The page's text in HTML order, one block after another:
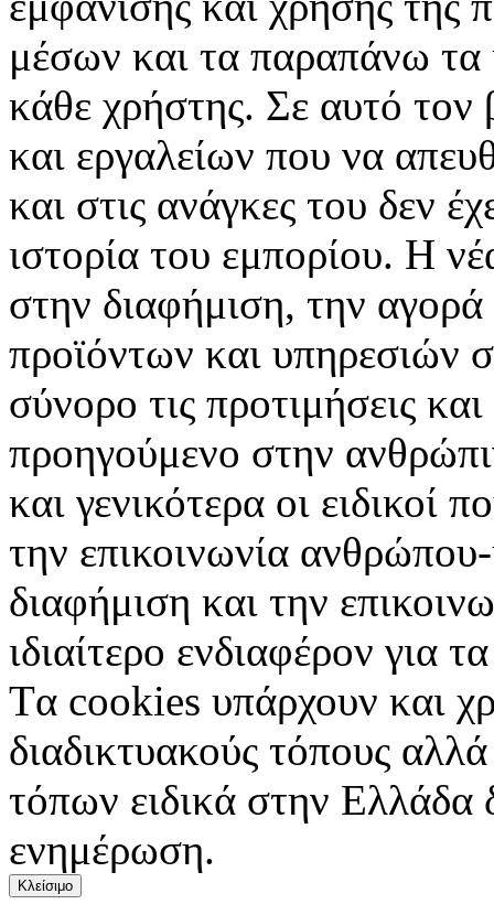
μέσων και τα παραπάνω τα
κάθε χρήστης. Σε αυτό
και εργαλείων που να
και στις ανάγκες του δεν
ιστορία του εμπορίου. Η
στην διαφήμιση, την
προϊόντων και υπηρεσιών
σύνορο τις προτιμήσεις
προηγούμενο στην
και γενικότερα οι ειδικοί
την επικοινωνία
διαφήμιση και την
ιδιαίτερο ενδιαφέρον για
Tα cookies υπάρχουν και
διαδικτυακούς τόπους
τόπων ειδικά στην Ελλάδα
ενημέρωση.
Κλείσιμο